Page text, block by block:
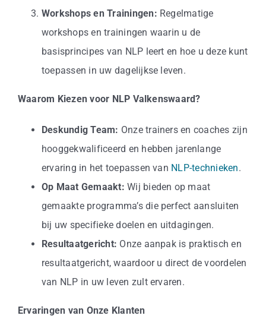
Workshops en Trainingen: Regelmatige
workshops en trainingen waarin u de
basisprincipes van NLP leert en hoe u deze kunt
toepassen in uw dagelijkse leven.
Waarom Kiezen voor NLP Valkenswaard?
Deskundig Team: Onze trainers en coaches zijn
hooggekwalificeerd en hebben jarenlange
ervaring in het toepassen van NLP-technieken.
Op Maat Gemaakt: Wij bieden op maat
gemaakte programma’s die perfect aansluiten
bij uw specifieke doelen en uitdagingen.
Resultaatgericht: Onze aanpak is praktisch en
resultaatgericht, waardoor u direct de voordelen
van NLP in uw leven zult ervaren.
Ervaringen van Onze Klanten